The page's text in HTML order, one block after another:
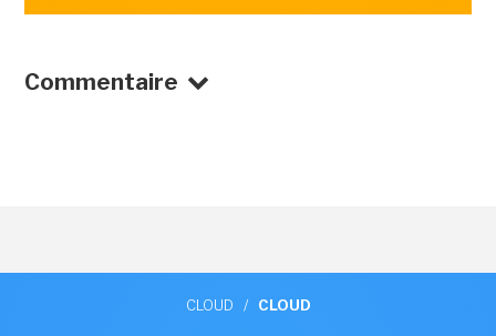
Commentaire
CLOUD / CLOUD